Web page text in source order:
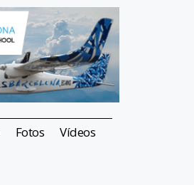
Fotos Vídeos